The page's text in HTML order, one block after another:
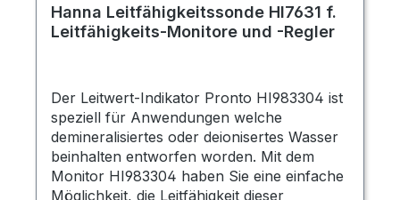
Hanna Leitfähigkeitssonde HI7631 f.
Leitfähigkeits-Monitore und -Regler
Der Leitwert-Indikator Pronto HI983304 ist
speziell für Anwendungen welche
demineralisiertes oder deionisertes Wasser
beinhalten entworfen worden. Mit dem
Monitor HI983304 haben Sie eine einfache
Möglichkeit, die Leitfähigkeit dieser